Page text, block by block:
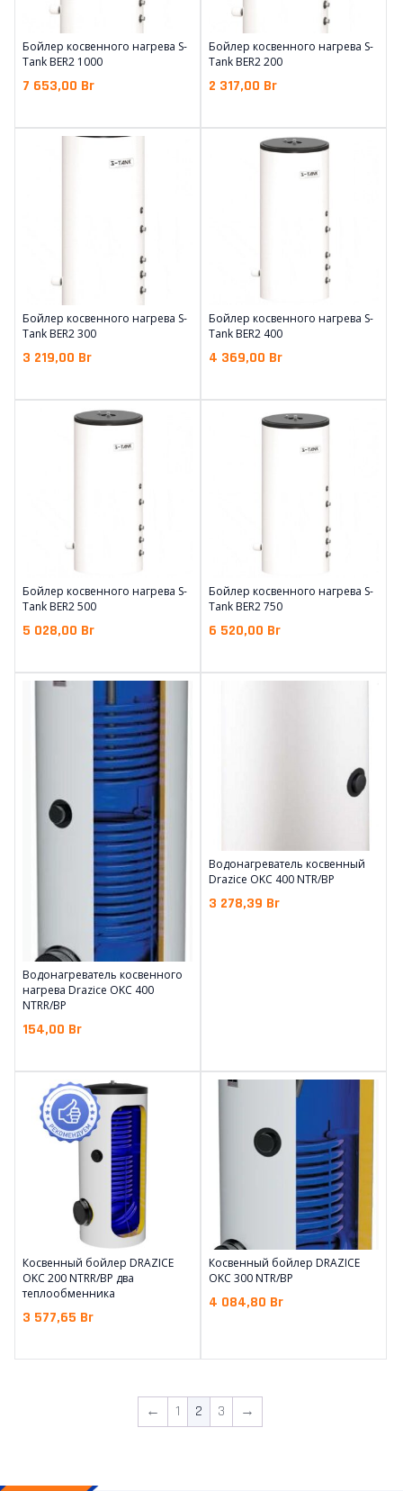
Бойлер косвенного нагрева S-
Tank BER2 1000
7 653,00 Br
Бойлер косвенного нагрева S-
Tank BER2 200
2 317,00 Br
Бойлер косвенного нагрева S-
Tank BER2 300
3 219,00 Br
Бойлер косвенного нагрева S-
Tank BER2 400
4 369,00 Br
Бойлер косвенного нагрева S-
Tank BER2 500
5 028,00 Br
Бойлер косвенного нагрева S-
Tank BER2 750
6 520,00 Br
Водонагреватель косвенного
нагрева Drazice OKC 400
NTRR/BP
154,00 Br
Водонагреватель косвенный
Drazice OKC 400 NTR/BP
3 278,39 Br
Косвенный бойлер DRAZICE
OKC 200 NTRR/BP два
теплообменника
3 577,65 Br
Косвенный бойлер DRAZICE
OKC 300 NTR/BP
4 084,80 Br
← 1 2 3 →